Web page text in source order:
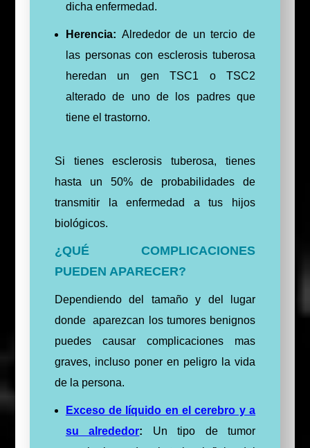
dicha enfermedad.
Herencia: Alrededor de un tercio de
las personas con esclerosis tuberosa
heredan un gen TSC1 o TSC2
alterado de uno de los padres que
tiene el trastorno.
Si tienes esclerosis tuberosa, tienes
hasta un 50% de probabilidades de
transmitir la enfermedad a tus hijos
biológicos.
¿QUÉ COMPLICACIONES
PUEDEN APARECER?
Dependiendo del tamaño y del lugar
donde aparezcan los tumores benignos
puedes causar complicaciones mas
graves, incluso poner en peligro la vida
de la persona.
Exceso de líquido en el cerebro y a
su alrededor: Un tipo de tumor